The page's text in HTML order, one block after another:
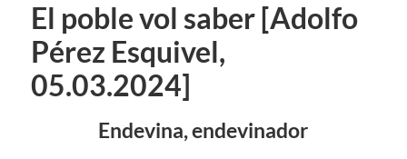
El poble vol saber [Adolfo
Pérez Esquivel,
05.03.2024]
Endevina, endevinador